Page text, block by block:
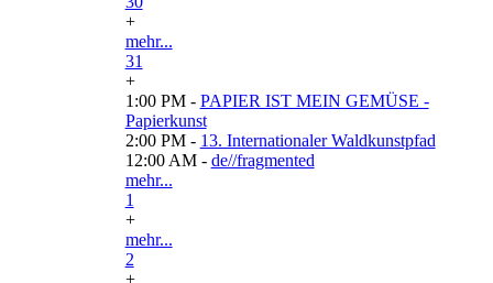
+
mehr...
31
+
1:00 PM - PAPIER IST MEIN GEMÜSE -
Papierkunst
2:00 PM - 13. Internationaler Waldkunstpfad
12:00 AM - de//fragmented
mehr...
1
+
mehr...
2